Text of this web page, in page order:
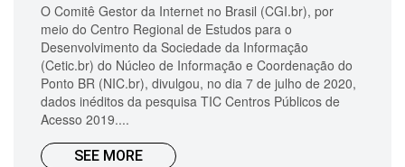
O Comitê Gestor da Internet no Brasil (CGI.br), por
meio do Centro Regional de Estudos para o
Desenvolvimento da Sociedade da Informação
(Cetic.br) do Núcleo de Informação e Coordenação do
Ponto BR (NIC.br), divulgou, no dia 7 de julho de 2020,
dados inéditos da pesquisa TIC Centros Públicos de
Acesso 2019....
SEE MORE